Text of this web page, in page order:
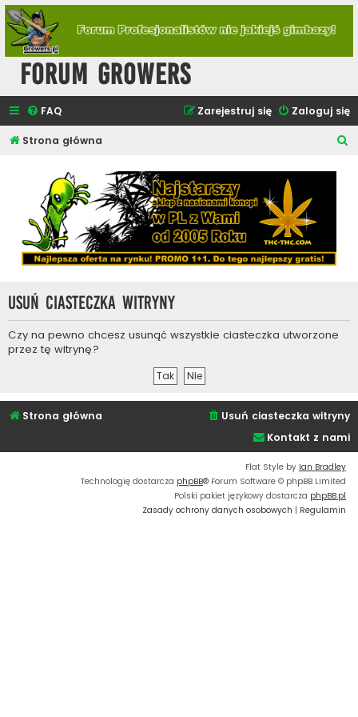
Forum Growers
FAQ Zaloguj się
Zarejestruj się
Strona główna
Usuń ciasteczka witryny
Czy na pewno chcesz usunąć wszystkie ciasteczka utworzone
przez tę witrynę?
Strona główna
Usuń ciasteczka witryny
Kontakt z nami
Flat Style by Ian Bradley
Technologię dostarcza phpBB® Forum Software © phpBB Limited
Polski pakiet językowy dostarcza phpBB.pl
Zasady ochrony danych osobowych | Regulamin